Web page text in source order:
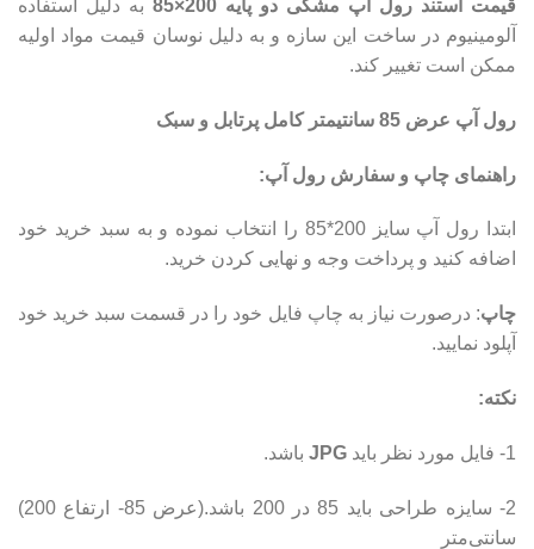
قیمت استند رول آپ مشکی دو پایه 200×85
به دلیل استفاده
آلومینیوم در ساخت این سازه و به دلیل نوسان قیمت مواد اولیه
ممکن است تغییر کند.
رول آپ عرض 85 سانتیمتر کامل پرتابل و سبک
راهنمای چاپ و سفارش رول آپ:
ابتدا رول آپ سایز 200*85 را انتخاب نموده و به سبد خرید خود
اضافه کنید و پرداخت وجه و نهایی کردن خرید.
چاپ: درصورت نیاز به چاپ فایل خود را در قسمت سبد خرید خود
آپلود نمایید.
نکته:
1- فایل مورد نظر باید JPG باشد.
2- سایزه طراحی باید 85 در 200 باشد.(عرض 85- ارتفاع 200)
سانتی‌متر